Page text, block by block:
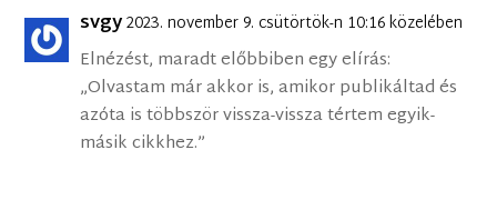
svgy2023. november 9. csütörtök-n 10:16 közelében
Elnézést, maradt előbbiben egy elírás:
„Olvastam már akkor is, amikor publikáltad és
azóta is többször vissza-vissza tértem egyik-
másik cikkhez.”